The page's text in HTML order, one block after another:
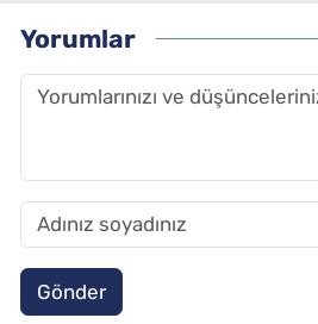
Yorumlar
Gönder